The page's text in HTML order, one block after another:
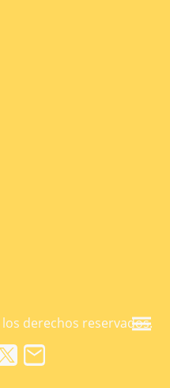
derechos reservados.